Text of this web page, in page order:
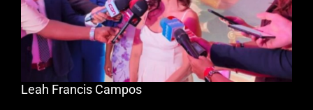
Leah Francis Campos